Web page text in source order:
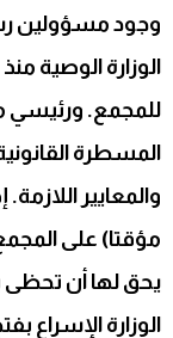
وجود مسؤولين
الوزارة الوصية
للمجمع. ورئيسي
المسطرة
والمعايير
مؤقتا) على
يحق لها أن تحظى
الوزارة